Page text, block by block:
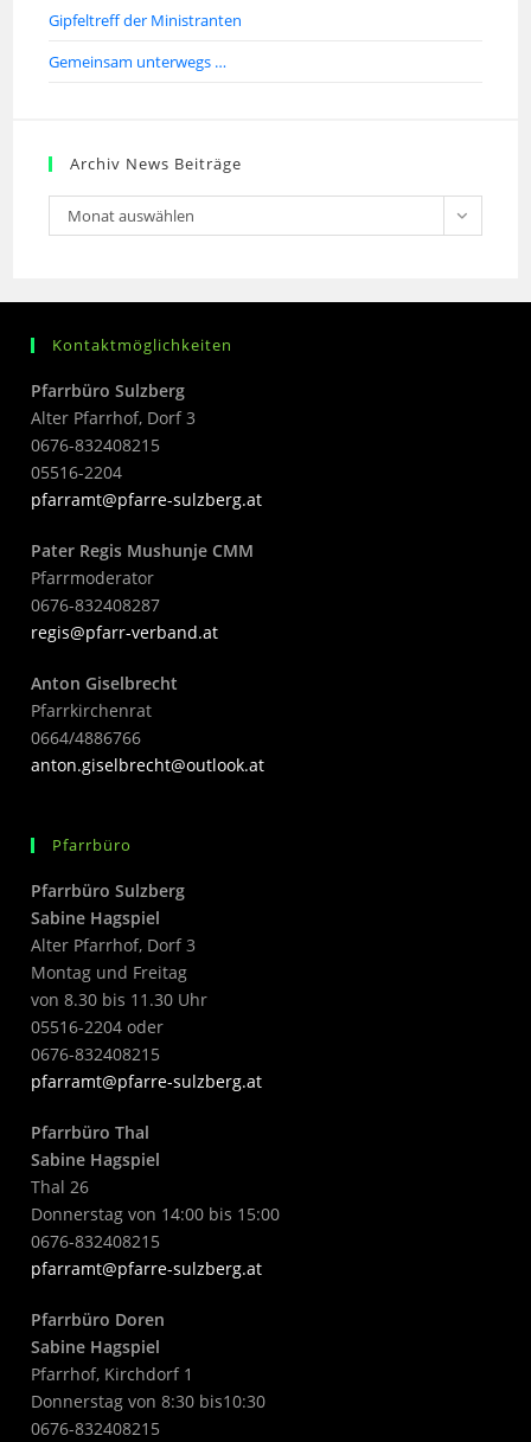
Gipfeltreff der Ministranten
Gemeinsam unterwegs …
Archiv News Beiträge
Monat auswählen
Kontaktmöglichkeiten
Pfarrbüro Sulzberg
Alter Pfarrhof, Dorf 3
0676-832408215
05516-2204
pfarramt@pfarre-sulzberg.at
Pater Regis Mushunje CMM
Pfarrmoderator
0676-832408287
regis@pfarr-verband.at
Anton Giselbrecht
Pfarrkirchenrat
0664/4886766
anton.giselbrecht@outlook.at
Pfarrbüro
Pfarrbüro Sulzberg
Sabine Hagspiel
Alter Pfarrhof, Dorf 3
Montag und Freitag
von 8.30 bis 11.30 Uhr
05516-2204 oder
0676-832408215
pfarramt@pfarre-sulzberg.at
Pfarrbüro Thal
Sabine Hagspiel
Thal 26
Donnerstag von 14:00 bis 15:00
0676-832408215
pfarramt@pfarre-sulzberg.at
Pfarrbüro Doren
Sabine Hagspiel
Pfarrhof, Kirchdorf 1
Donnerstag von 8:30 bis10:30
0676-832408215